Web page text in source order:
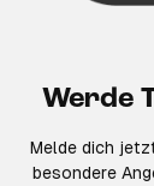
Werde
Melde dich
besondere